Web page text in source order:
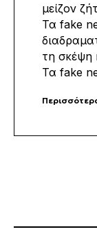
μείζον
Τα fake
τη σκέψη
Τα fake